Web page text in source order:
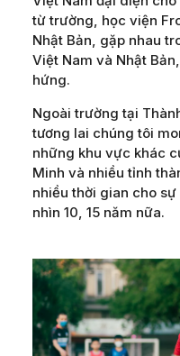
từ trường, học viện
Nhật Bản, gặp nhau
Việt Nam và Nhật
hứng.
Ngoài trường tại
tương lai chúng tôi
những khu vực khác
Minh và nhiều tỉnh
nhiều thời gian cho
nhìn 10, 15 năm nữa.